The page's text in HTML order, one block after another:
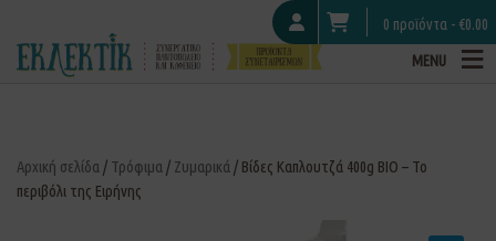
0 προϊόντα - €0.00
MENU
Αρχική σελίδα / Τρόφιμα / Ζυμαρικά / Βίδες Καπλουτζά 400g ΒΙΟ – Το
περιβόλι της Ειρήνης